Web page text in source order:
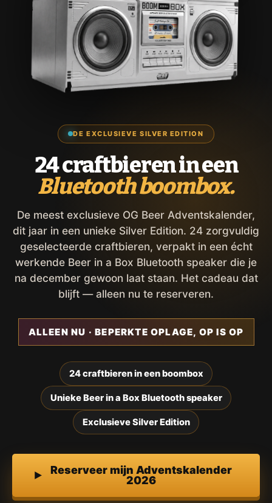
DE EXCLUSIEVE SILVER EDITION
24 craftbieren in een
Bluetooth boombox.
De meest exclusieve OG Beer Adventskalender,
dit jaar in een unieke Silver Edition. 24 zorgvuldig
geselecteerde craftbieren, verpakt in een écht
werkende Beer in a Box Bluetooth speaker die je
na december gewoon laat staan. Het cadeau dat
blijft — alleen nu te reserveren.
ALLEEN NU · BEPERKTE OPLAGE, OP IS OP
24 craftbieren in een boombox
Unieke Beer in a Box Bluetooth speaker
Exclusieve Silver Edition
Reserveer mijn Adventskalender
2026